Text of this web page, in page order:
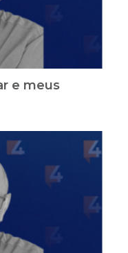
e meus